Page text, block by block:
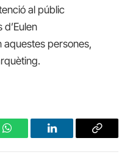
al públic
aquestes persones,
WhatsAppLinkedIn Copy